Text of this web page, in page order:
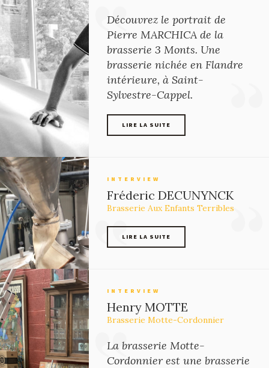
Découvrez le portrait de
Pierre MARCHICA de la
brasserie 3 Monts. Une
brasserie nichée en Flandre
intérieure, à Saint-
Sylvestre-Cappel.
LIRE LA SUITE
INTERVIEW
Fréderic DECUNYNCK
Brasserie Aux Enfants Terribles
LIRE LA SUITE
INTERVIEW
Henry MOTTE
Brasserie Motte-Cordonnier
La brasserie Motte-
Cordonnier est une brasserie